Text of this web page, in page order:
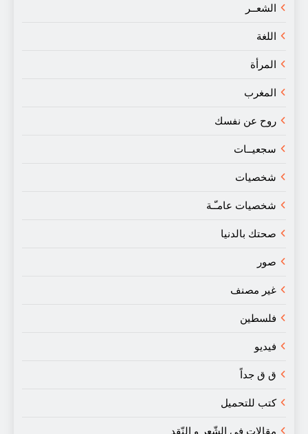
الشعــر
اللغة
المرأة
المغرب
روح عن نفسك
سجعيــات
شخصيات
شخصيات عامـّـة
صحتك بالدنيا
صور
غير مصنف
فلسطين
فيديو
ق ق جداً
كتب للتحميل